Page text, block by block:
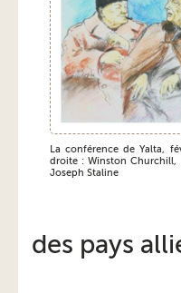
La conférence de Yalta,
droite : Winston Churchill,
Joseph Staline
des pays